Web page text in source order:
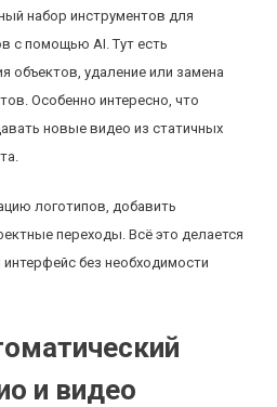
набор инструментов для
с помощью AI. Тут есть
объектов, удаление или замена
Особенно интересно, что
новые видео из статичных
логотипов, добавить
переходы. Всё это делается
без необходимости
и видео